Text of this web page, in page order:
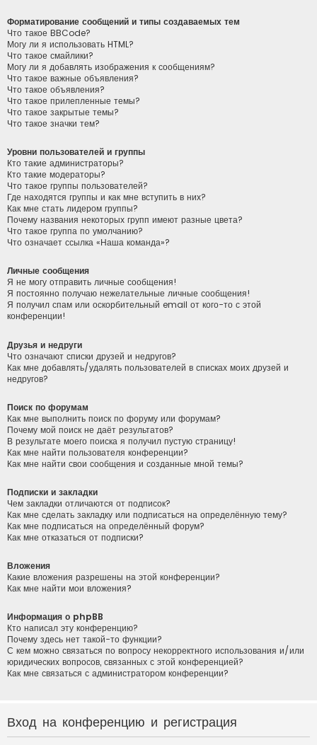
Форматирование сообщений и типы создаваемых тем
Что такое BBCode?
Могу ли я использовать HTML?
Что такое смайлики?
Могу ли я добавлять изображения к сообщениям?
Что такое важные объявления?
Что такое объявления?
Что такое прилепленные темы?
Что такое закрытые темы?
Что такое значки тем?
Уровни пользователей и группы
Кто такие администраторы?
Кто такие модераторы?
Что такое группы пользователей?
Где находятся группы и как мне вступить в них?
Как мне стать лидером группы?
Почему названия некоторых групп имеют разные цвета?
Что такое группа по умолчанию?
Что означает ссылка «Наша команда»?
Личные сообщения
Я не могу отправить личные сообщения!
Я постоянно получаю нежелательные личные сообщения!
Я получил спам или оскорбительный email от кого-то с этой
конференции!
Друзья и недруги
Что означают списки друзей и недругов?
Как мне добавлять/удалять пользователей в списках моих друзей и
недругов?
Поиск по форумам
Как мне выполнить поиск по форуму или форумам?
Почему мой поиск не даёт результатов?
В результате моего поиска я получил пустую страницу!
Как мне найти пользователя конференции?
Как мне найти свои сообщения и созданные мной темы?
Подписки и закладки
Чем закладки отличаются от подписок?
Как мне сделать закладку или подписаться на определённую тему?
Как мне подписаться на определённый форум?
Как мне отказаться от подписки?
Вложения
Какие вложения разрешены на этой конференции?
Как мне найти мои вложения?
Информация о phpBB
Кто написал эту конференцию?
Почему здесь нет такой-то функции?
С кем можно связаться по вопросу некорректного использования и/или
юридических вопросов, связанных с этой конференцией?
Как мне связаться с администратором конференции?
Вход на конференцию и регистрация